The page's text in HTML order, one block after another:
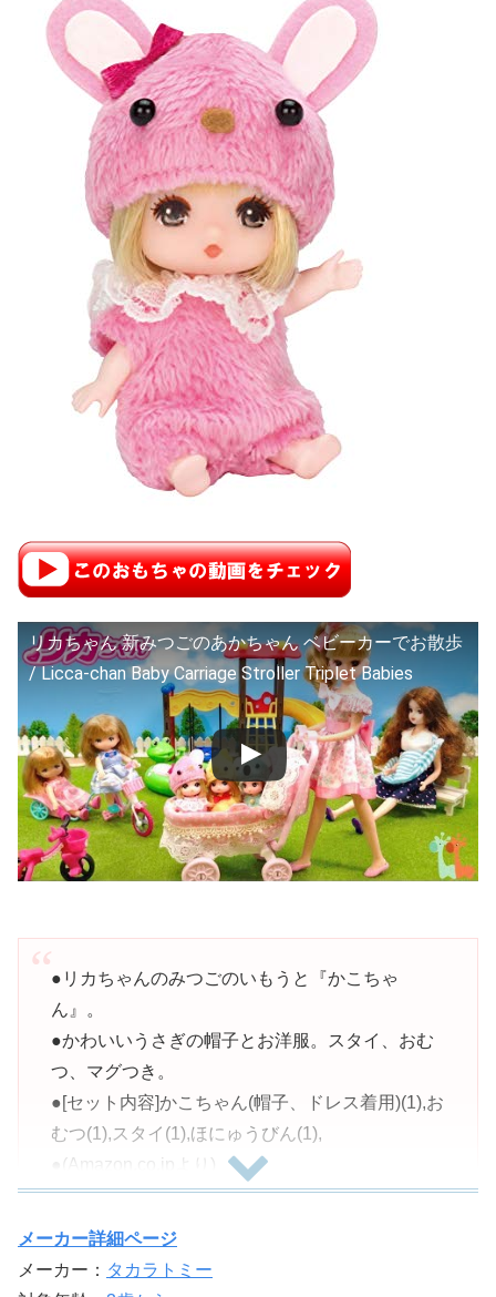
リカちゃん 新みつごのあかちゃん ベビーカーでお散歩
/ Licca-chan Baby Carriage Stroller Triplet Babies
●リカちゃんのみつごのいもうと『かこちゃ
ん』。
●かわいいうさぎの帽子とお洋服。スタイ、おむ
つ、マグつき。
●[セット内容]かこちゃん(帽子、ドレス着用)(1),お
むつ(1),スタイ(1),ほにゅうびん(1),
●(Amazon.co.jpより)
●(C) TOMY
●電池は使用しません。
メーカー詳細ページ
メーカー： タカラトミー